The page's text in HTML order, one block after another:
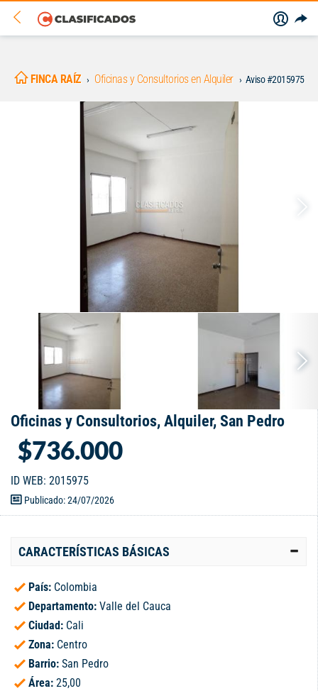
FINCA RAÍZ Oficinas y Consultorios en Alquiler Aviso #2015975
Oficinas y Consultorios, Alquiler, San Pedro
$736.000
ID WEB: 2015975
Publicado: 24/07/2026
CARACTERÍSTICAS BÁSICAS
País: Colombia
Departamento: Valle del Cauca
Ciudad: Cali
Zona: Centro
Barrio: San Pedro
Área: 25,00